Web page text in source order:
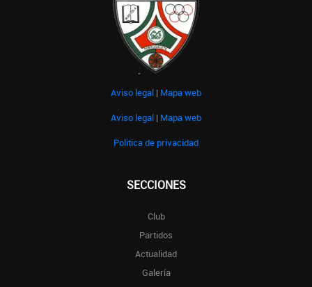
Aviso legal | Mapa web
Aviso legal | Mapa web
Politica de privacidad
SECCIONES
Club
Partidos
Actualidad
Galería